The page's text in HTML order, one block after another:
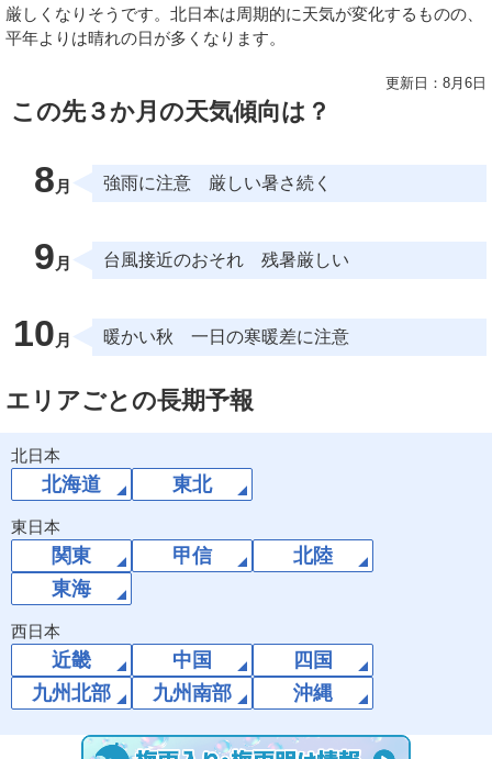
厳しくなりそうです。北日本は周期的に天気が変化するものの、
平年よりは晴れの日が多くなります。
更新日：8月6日
この先３か月の天気傾向は？
8 強雨に注意 厳しい暑さ続く
9 台風接近のおそれ 残暑厳しい
10 暖かい秋 一日の寒暖差に注意
エリアごとの長期予報
北日本
北海道 東北
東日本
関東 甲信
北陸
東海
西日本
近畿 中国
四国
九州北部
九州南部 沖縄